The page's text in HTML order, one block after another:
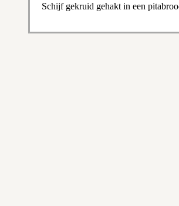
Schijf gekruid gehakt in een